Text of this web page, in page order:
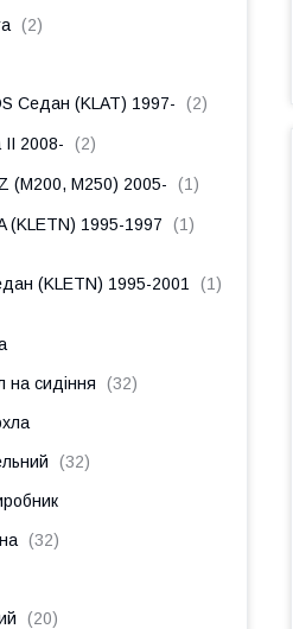
2
Седан (KLAT) 1997- 2
II 2008- 2
(M200, M250) 2005- 1
(KLETN) 1995-1997 1
(KLETN) 1995-2001 1
на сидіння 32
32
32
20